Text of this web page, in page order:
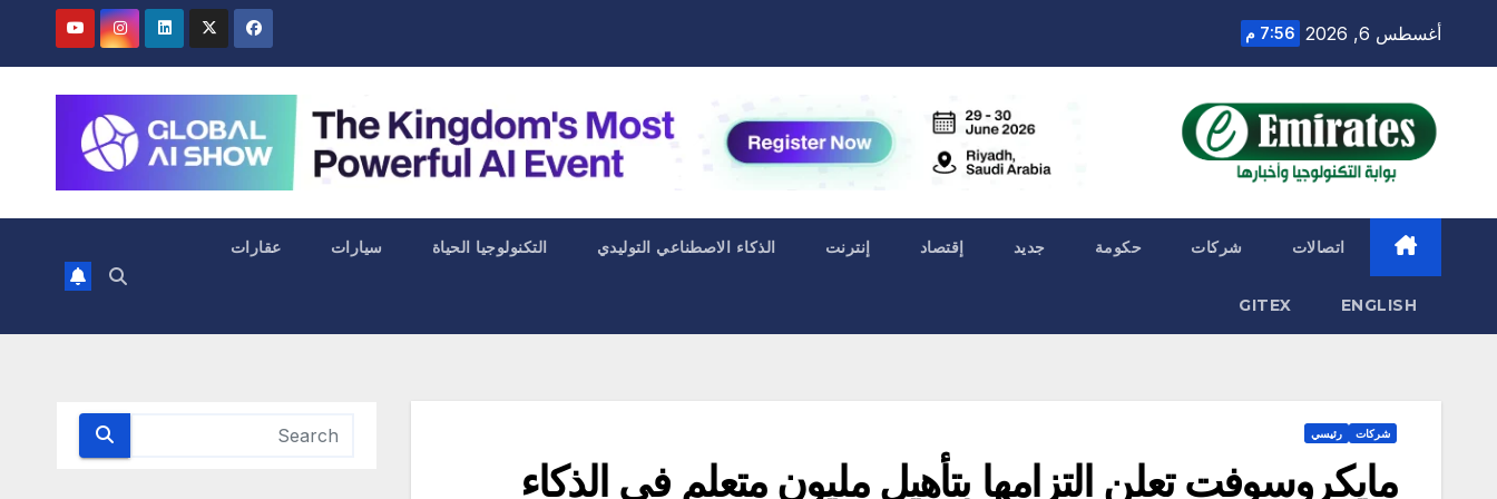
أغسطس 6, 2026 7:56 م
اتصالات شركات حكومة جديد إقتصاد إنترنت الذكاء الاصطناعي التوليدي التكنولوجيا الحياة سيارات عقارات
ENGLISH
GITEX
شركات رئيسي
مايكروسوفت تعلن التزامها بتأهيل مليون متعلم في الذكاء